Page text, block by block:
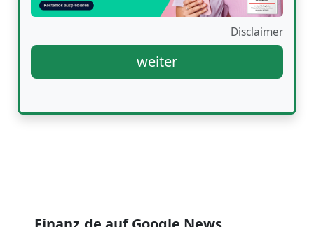
Disclaimer
weiter